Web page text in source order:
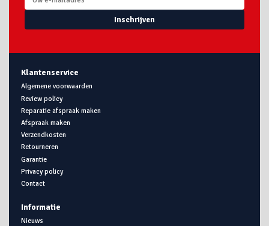
Inschrijven
Klantenservice
Algemene voorwaarden
Review policy
Reparatie afspraak maken
Afspraak maken
Verzendkosten
Retourneren
Garantie
Privacy policy
Contact
Informatie
Nieuws